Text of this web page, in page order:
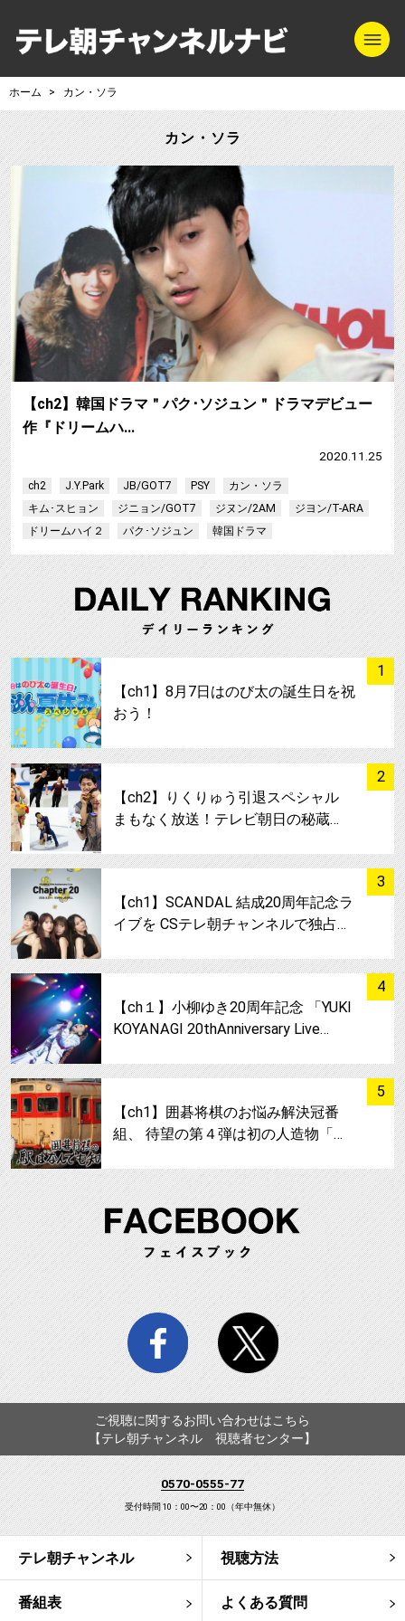
テレ朝チャンネ
ホーム カン・ソラ
カン・ソラ
【ch2】韓国ドラマ＂パク･ソジュン＂ドラマデビュー
作『ドリームハ…
2020.11.25
ch2 J.Y.Park JB/GOT7 PSY
カン・ソラ
キム･スヒョン
ジニョン/GOT7 ジヌン/2AM
ジヨン/T-ARA
ドリームハイ２
パク･ソジュン 韓国ドラマ
1
サムネイル
【ch1】8月7日はのび太の誕生日を祝
おう！
2
サムネイル
【ch2】りくりゅう引退スペシャル
まもなく放送！テレビ朝日の秘蔵…
3
【ch1】SCANDAL 結成20周年記念ラ
イブを CSテレ朝チャンネルで独占…
4
【ch１】小柳ゆき20周年記念 「YUKI
KOYANAGI 20thAnniversary Live…
5
サムネイル
【ch1】囲碁将棋のお悩み解決冠番
組、 待望の第４弾は初の人造物「…
facebook twitter
ご視聴に関するお問い合わせはこちら
【テレ朝チャンネル 視聴者センター】
0570-0555-77
受付時間 10：00〜20：00（年中無休）
テレ朝チャンネル 視聴方法
番組表 よくある質問